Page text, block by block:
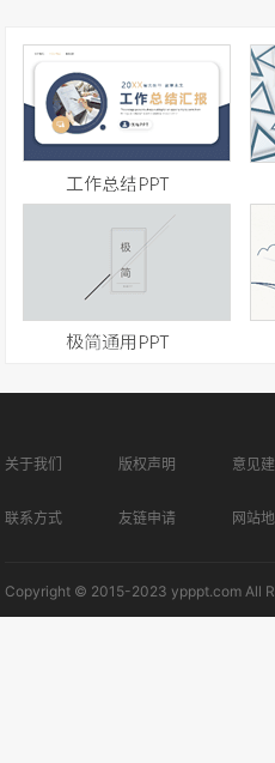
关于我们 版权声明 意见
联系方式 友链申请 网站
Copyright © 2015-2023 ypppt.com All